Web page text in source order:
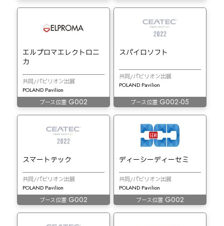
エルプロマエレクトロニ
カ
共同/パビリオン出展
POLAND Pavilion
ブース位置G002
スパイロソフト
共同/パビリオン出展
POLAND Pavilion
ブース位置 G002-05
スマートテック
共同/パビリオン出展
POLAND Pavilion
ブース位置G002
ディーシーディーセミ
共同/パビリオン出展
POLAND Pavilion
ブース位置G002